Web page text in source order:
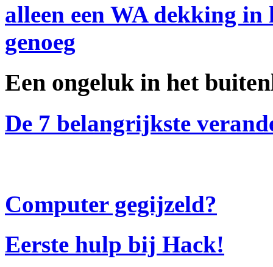
alleen een WA dekking
genoeg
Een ongeluk in het
De 7 belangrijkste
Computer gegijzeld?
Eerste hulp bij Hack!